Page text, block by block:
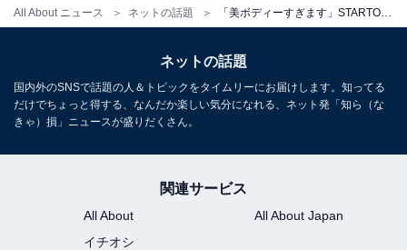
All About ニュース ネットの話題
ネットの話題
国内外のSNSで話題の人＆トピックをタイムリーにお届けします。知ってる
だけでちょっと得する、なんだか楽しい気分になれる、ネット発「知ら（な
きゃ）損」ニュースが盛りだくさん。
関連サービス
All About
All About Japan
イチオシ